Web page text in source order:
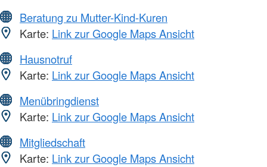
Beratung zu Mutter-Kind-Kuren
Karte: Link zur Google Maps Ansicht
Hausnotruf
Karte: Link zur Google Maps Ansicht
Menübringdienst
Karte: Link zur Google Maps Ansicht
Mitgliedschaft
Karte: Link zur Google Maps Ansicht